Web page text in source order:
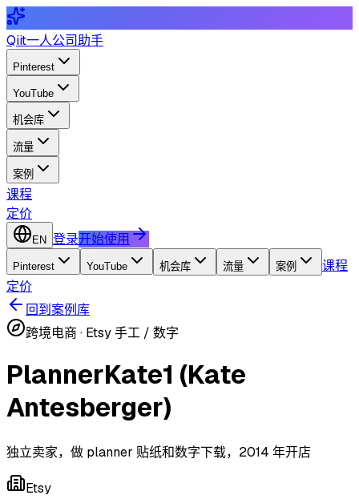
Qiit一人公司助手
Pinterest
YouTube
机会库
流量
案例
课程
定价
EN 登录开始使用
Pinterest YouTube 机会库 流量 案例
课程
定价
回到案例库
跨境电商 · Etsy 手工 / 数字
PlannerKate1 (Kate
Antesberger)
独立卖家，做 planner 贴纸和数字下载，2014 年开店
Etsy